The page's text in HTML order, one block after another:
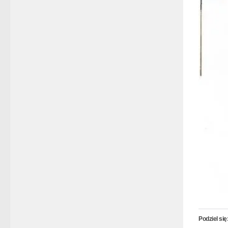
Podziel się: